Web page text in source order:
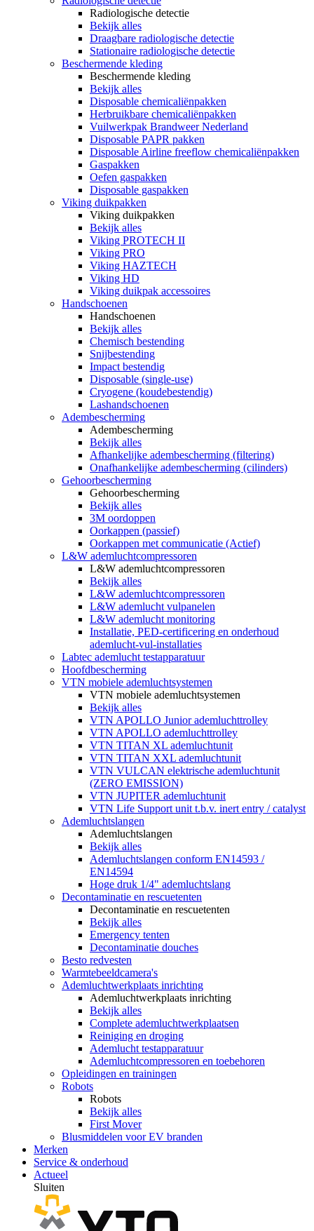
Radiologische detectie
Bekijk alles
Draagbare radiologische detectie
Stationaire radiologische detectie
Beschermende kleding
Beschermende kleding
Bekijk alles
Disposable chemicaliënpakken
Herbruikbare chemicaliënpakken
Vuilwerkpak Brandweer Nederland
Disposable PAPR pakken
Disposable Airline freeflow chemicaliënpakken
Gaspakken
Oefen gaspakken
Disposable gaspakken
Viking duikpakken
Viking duikpakken
Bekijk alles
Viking PROTECH II
Viking PRO
Viking HAZTECH
Viking HD
Viking duikpak accessoires
Handschoenen
Handschoenen
Bekijk alles
Chemisch bestending
Snijbestending
Impact bestendig
Disposable (single-use)
Cryogene (koudebestendig)
Lashandschoenen
Adembescherming
Adembescherming
Bekijk alles
Afhankelijke adembescherming (filtering)
Onafhankelijke adembescherming (cilinders)
Gehoorbescherming
Gehoorbescherming
Bekijk alles
3M oordoppen
Oorkappen (passief)
Oorkappen met communicatie (Actief)
L&W ademluchtcompressoren
L&W ademluchtcompressoren
Bekijk alles
L&W ademluchtcompressoren
L&W ademlucht vulpanelen
L&W ademlucht monitoring
Installatie, PED-certificering en onderhoud
ademlucht-vul-installaties
Labtec ademlucht testapparatuur
Hoofdbescherming
VTN mobiele ademluchtsystemen
VTN mobiele ademluchtsystemen
Bekijk alles
VTN APOLLO Junior ademluchttrolley
VTN APOLLO ademluchttrolley
VTN TITAN XL ademluchtunit
VTN TITAN XXL ademluchtunit
VTN VULCAN elektrische ademluchtunit
(ZERO EMISSION)
VTN JUPITER ademluchtunit
VTN Life Support unit t.b.v. inert entry / catalyst
Ademluchtslangen
Ademluchtslangen
Bekijk alles
Ademluchtslangen conform EN14593 /
EN14594
Hoge druk 1/4" ademluchtslang
Decontaminatie en rescuetenten
Decontaminatie en rescuetenten
Bekijk alles
Emergency tenten
Decontaminatie douches
Besto redvesten
Warmtebeeldcamera's
Ademluchtwerkplaats inrichting
Ademluchtwerkplaats inrichting
Bekijk alles
Complete ademluchtwerkplaatsen
Reiniging en droging
Ademlucht testapparatuur
Ademluchtcompressoren en toebehoren
Opleidingen en trainingen
Robots
Robots
Bekijk alles
First Mover
Blusmiddelen voor EV branden
Merken
Service & onderhoud
Actueel
Sluiten